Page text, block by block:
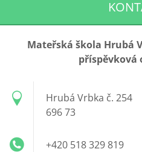
Mateřská škola Hrubá
příspěvková
Hrubá Vrbka č. 254
696 73
+420 518 329 819